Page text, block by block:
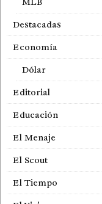
Destacadas
Economía
Dólar
Editorial
Educación
El Menaje
El Scout
El Tiempo